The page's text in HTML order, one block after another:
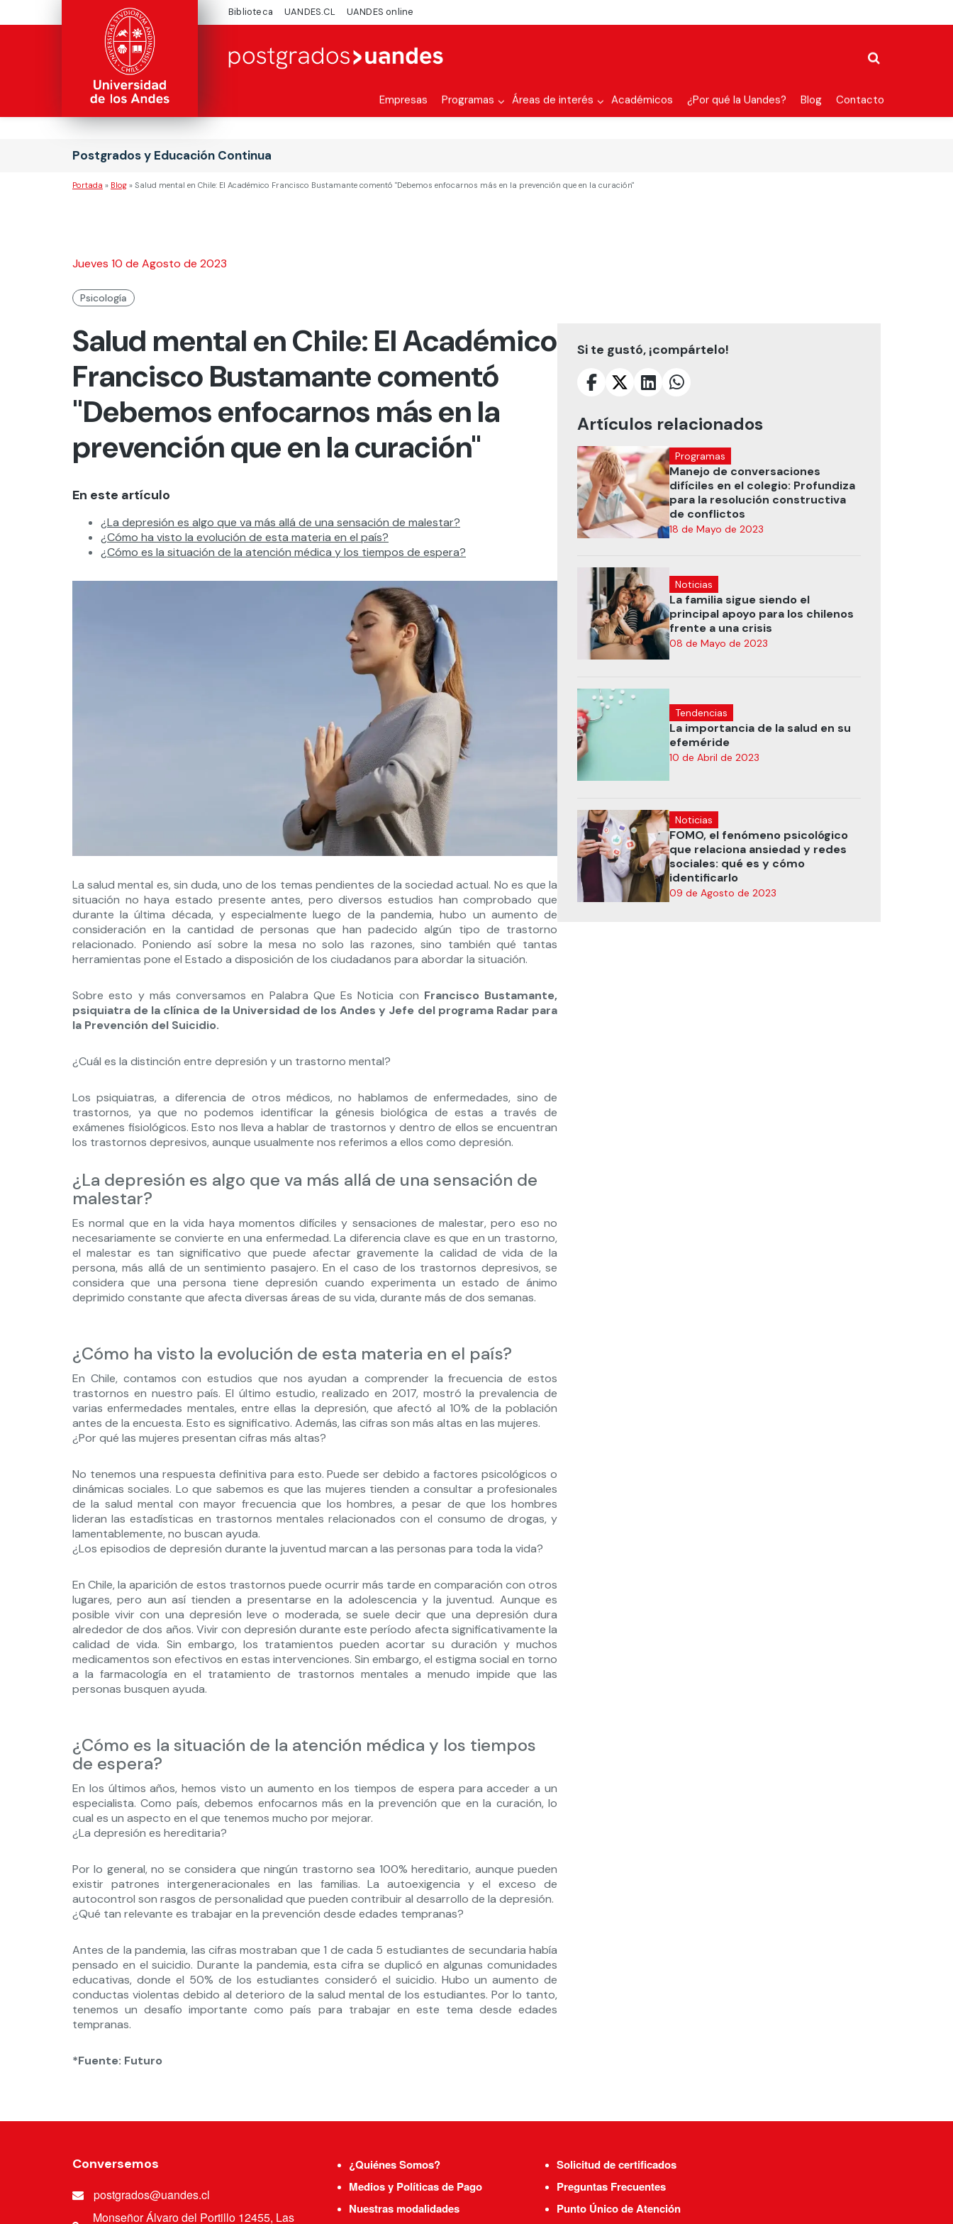
Biblioteca UANDES.CL UANDES online
Empresas Programas Áreas de interés Académicos ¿Por qué la Uandes? Blog Contacto
Postgrados y Educación Continua
Portada » Blog » Salud mental en Chile: El Académico Francisco Bustamante comentó "Debemos enfocarnos más en la prevención que en la curación"
Jueves 10 de Agosto de 2023
Psicología
Salud mental en Chile: El Académico
Francisco Bustamante comentó
"Debemos enfocarnos más en la
prevención que en la curación"
En este artículo
¿La depresión es algo que va más allá de una sensación de malestar?
¿Cómo ha visto la evolución de esta materia en el país?
¿Cómo es la situación de la atención médica y los tiempos de espera?
La salud mental es, sin duda, uno de los temas pendientes de la sociedad actual. No es que la
situación no haya estado presente antes, pero diversos estudios han comprobado que
durante la última década, y especialmente luego de la pandemia, hubo un aumento de
consideración en la cantidad de personas que han padecido algún tipo de trastorno
relacionado. Poniendo así sobre la mesa no solo las razones, sino también qué tantas
herramientas pone el Estado a disposición de los ciudadanos para abordar la situación.
Sobre esto y más conversamos en Palabra Que Es Noticia con Francisco Bustamante,
psiquiatra de la clínica de la Universidad de los Andes y Jefe del programa Radar para
la Prevención del Suicidio.
¿Cuál es la distinción entre depresión y un trastorno mental?
Los psiquiatras, a diferencia de otros médicos, no hablamos de enfermedades, sino de
trastornos, ya que no podemos identificar la génesis biológica de estas a través de
exámenes fisiológicos. Esto nos lleva a hablar de trastornos y dentro de ellos se encuentran
los trastornos depresivos, aunque usualmente nos referimos a ellos como depresión.
¿La depresión es algo que va más allá de una sensación de
malestar?
Es normal que en la vida haya momentos difíciles y sensaciones de malestar, pero eso no
necesariamente se convierte en una enfermedad. La diferencia clave es que en un trastorno,
el malestar es tan significativo que puede afectar gravemente la calidad de vida de la
persona, más allá de un sentimiento pasajero. En el caso de los trastornos depresivos, se
considera que una persona tiene depresión cuando experimenta un estado de ánimo
deprimido constante que afecta diversas áreas de su vida, durante más de dos semanas.
¿Cómo ha visto la evolución de esta materia en el país?
En Chile, contamos con estudios que nos ayudan a comprender la frecuencia de estos
trastornos en nuestro país. El último estudio, realizado en 2017, mostró la prevalencia de
varias enfermedades mentales, entre ellas la depresión, que afectó al 10% de la población
antes de la encuesta. Esto es significativo. Además, las cifras son más altas en las mujeres.
¿Por qué las mujeres presentan cifras más altas?
No tenemos una respuesta definitiva para esto. Puede ser debido a factores psicológicos o
dinámicas sociales. Lo que sabemos es que las mujeres tienden a consultar a profesionales
de la salud mental con mayor frecuencia que los hombres, a pesar de que los hombres
lideran las estadísticas en trastornos mentales relacionados con el consumo de drogas, y
lamentablemente, no buscan ayuda.
¿Los episodios de depresión durante la juventud marcan a las personas para toda la vida?
En Chile, la aparición de estos trastornos puede ocurrir más tarde en comparación con otros
lugares, pero aun así tienden a presentarse en la adolescencia y la juventud. Aunque es
posible vivir con una depresión leve o moderada, se suele decir que una depresión dura
alrededor de dos años. Vivir con depresión durante este período afecta significativamente la
calidad de vida. Sin embargo, los tratamientos pueden acortar su duración y muchos
medicamentos son efectivos en estas intervenciones. Sin embargo, el estigma social en torno
a la farmacología en el tratamiento de trastornos mentales a menudo impide que las
personas busquen ayuda.
¿Cómo es la situación de la atención médica y los tiempos
de espera?
En los últimos años, hemos visto un aumento en los tiempos de espera para acceder a un
especialista. Como país, debemos enfocarnos más en la prevención que en la curación, lo
cual es un aspecto en el que tenemos mucho por mejorar.
¿La depresión es hereditaria?
Por lo general, no se considera que ningún trastorno sea 100% hereditario, aunque pueden
existir patrones intergeneracionales en las familias. La autoexigencia y el exceso de
autocontrol son rasgos de personalidad que pueden contribuir al desarrollo de la depresión.
¿Qué tan relevante es trabajar en la prevención desde edades tempranas?
Antes de la pandemia, las cifras mostraban que 1 de cada 5 estudiantes de secundaria había
pensado en el suicidio. Durante la pandemia, esta cifra se duplicó en algunas comunidades
educativas, donde el 50% de los estudiantes consideró el suicidio. Hubo un aumento de
conductas violentas debido al deterioro de la salud mental de los estudiantes. Por lo tanto,
tenemos un desafío importante como país para trabajar en este tema desde edades
tempranas.
*Fuente: Futuro
Si te gustó, ¡compártelo!
Artículos relacionados
Programas
Manejo de conversaciones
difíciles en el colegio: Profundiza
para la resolución constructiva
de conflictos
18 de Mayo de 2023
Noticias
La familia sigue siendo el
principal apoyo para los chilenos
frente a una crisis
08 de Mayo de 2023
Tendencias
La importancia de la salud en su
efeméride
10 de Abril de 2023
Noticias
FOMO, el fenómeno psicológico
que relaciona ansiedad y redes
sociales: qué es y cómo
identificarlo
09 de Agosto de 2023
Conversemos
postgrados@uandes.cl
Monseñor Álvaro del Portillo 12455, Las
¿Quiénes Somos?
Medios y Políticas de Pago
Nuestras modalidades
Solicitud de certificados
Preguntas Frecuentes
Punto Único de Atención